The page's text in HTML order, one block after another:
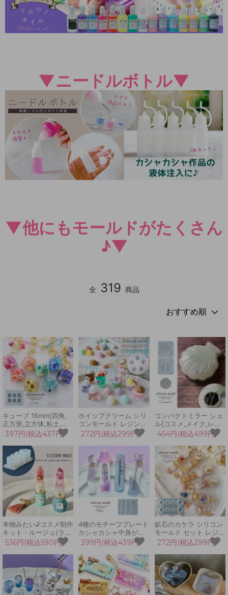
▼ニードルボトル▼
▼他にもモールドがたくさん
♪▼
全 319 商品
キューブ 16mm[四角,
正方形,立方体,粘土,宝
石,ジュエル,ジュエリ
ー,UVレジン,手芸]
397円(税込437円)
ホイップクリーム シリ
コンモールド レジン型
ソフトクリーム 生クリ
ーム パフェ ミニチュア
スイーツ お菓子 飾り
デコパーツ UVレジン
LEDレジン 手芸 クラフ
ト
272円(税込299円)
コンパクトミラー シェ
ル[コスメ,メイク,レジ
ン,手芸,化粧,3Dシリコ
ン型,貝,マリン]
454円(税込499円)
本物みたい♪コスメ制作
キット・ルージュ(ラー
ジサイズ)2種類できち
ゃう！[ねんど型,粘土,
化粧,3Dモールド,リッ
プ,レジン,口紅,手芸,レ
ジン液]
536円(税込590円)
4種のモチーフプレート
カシャカシャ中身が動
く♪キークリップ制作に
♪[ヘアクリップ制作,く
ま,熊,動物,UVレジン,シ
ャカシャカ,シェイカー
モールド]
399円(税込439円)
鉱石のカケラ シリコン
モールド セット レジン
型 LED UVレジン アク
セサリー ピアス イヤリ
ング ネックレス 宝石
ジュエリー 氷 立体 手
芸 クラフト 3Dモール
ド
272円(税込299円)